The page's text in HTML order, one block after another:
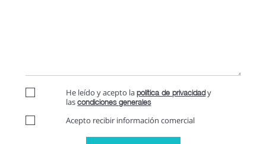
He leído y acepto lapolítica de privacidady
lascondiciones generales
Acepto recibir información comercial